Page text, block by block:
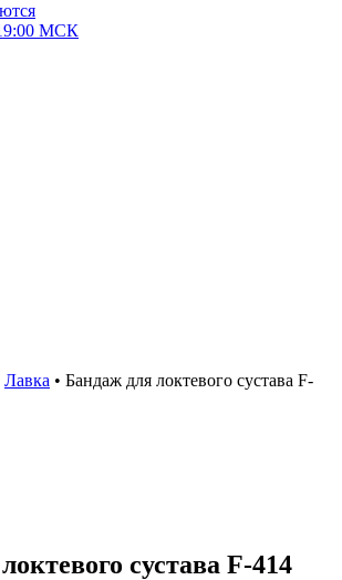
МСК
Лавка • Бандаж для локтевого сустава F-
сустава F-414